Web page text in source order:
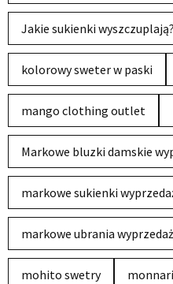
Jakie sukienki wyszczuplają?
kolorowy sweter w paski
mango clothing outlet
Markowe bluzki damskie
markowe sukienki
markowe ubrania wyprzedaż
mohito swetry